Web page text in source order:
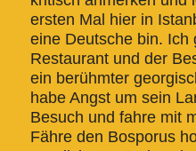
ersten Mal hier in
eine Deutsche bin. Ich
Restaurant und der
ein berühmter
habe Angst um sein
Besuch und fahre mit
Fähre den Bosporus